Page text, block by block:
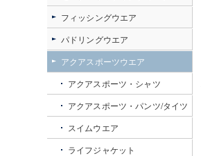
フィッシングウエア
パドリングウエア
アクアスポーツウエア
アクアスポーツ・シャツ
アクアスポーツ・パンツ/タイツ
スイムウエア
ライフジャケット